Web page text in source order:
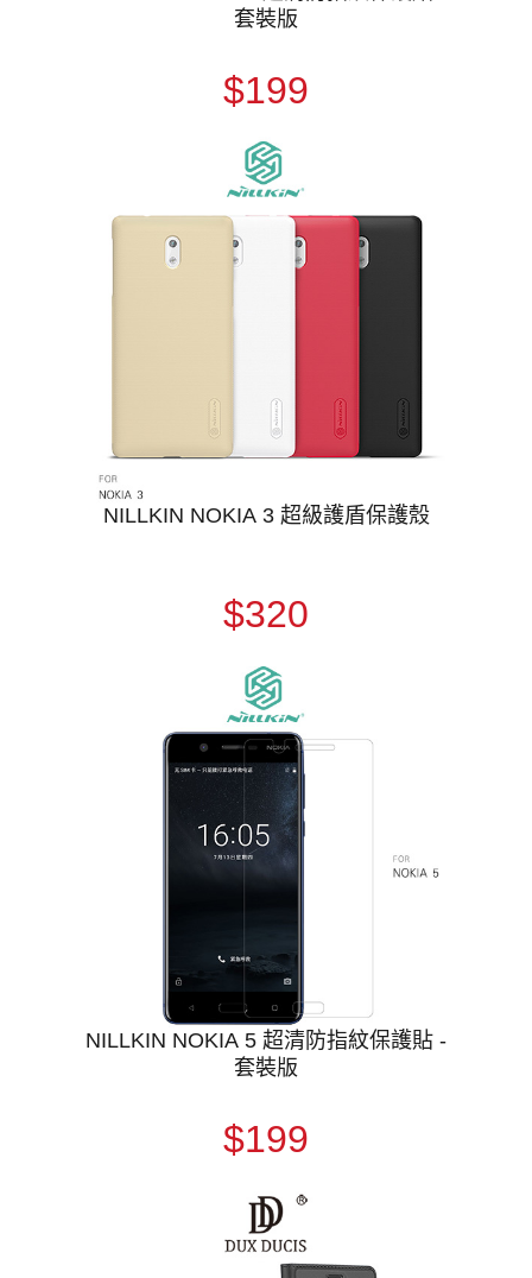
套裝版
$199
NILLKIN NOKIA 3 超級護盾保護殼
$320
NILLKIN NOKIA 5 超清防指紋保護貼 -
套裝版
$199